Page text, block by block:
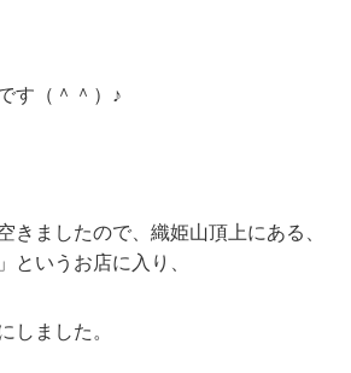
す（＾＾）♪
きましたので、織姫山頂上にある、
というお店に入り、
しました。